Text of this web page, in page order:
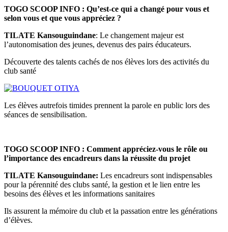
TOGO SCOOP INFO : Qu’est-ce qui a changé pour vous et
selon vous et que vous appréciez ?
TILATE Kansouguindane: Le changement majeur est
l’autonomisation des jeunes, devenus des pairs éducateurs.
Découverte des talents cachés de nos élèves lors des activités du
club santé
Les élèves autrefois timides prennent la parole en public lors des
séances de sensibilisation.
TOGO SCOOP INFO : Comment appréciez-vous le rôle ou
l’importance des encadreurs dans la réussite du projet
TILATE Kansouguindane: Les encadreurs sont indispensables
pour la pérennité des clubs santé, la gestion et le lien entre les
besoins des élèves et les informations sanitaires
Ils assurent la mémoire du club et la passation entre les générations
d’élèves.